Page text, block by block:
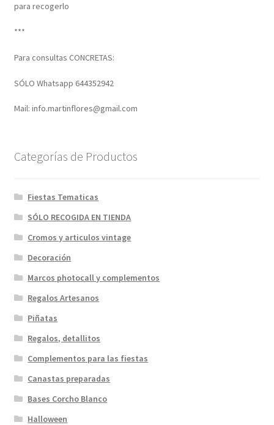
para recogerlo
***
Para consultas CONCRETAS:
SÓLO Whatsapp 644352942
Mail: info.martinflores@gmail.com
Categorías de Productos
Fiestas Tematicas
SÓLO RECOGIDA EN TIENDA
Cromos y articulos vintage
Decoración
Marcos photocall y complementos
Regalos Artesanos
Piñatas
Regalos, detallitos
Complementos para las fiestas
Canastas preparadas
Bases Corcho Blanco
Halloween